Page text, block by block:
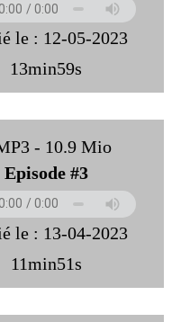
le : 12-05-2023
13min59s
Episode #3
le : 13-04-2023
11min51s